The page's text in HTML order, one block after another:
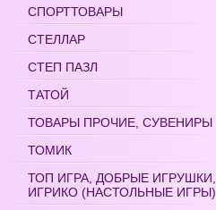
СПОРТТОВАРЫ
СТЕЛЛАР
СТЕП ПАЗЛ
ТАТОЙ
ТОВАРЫ ПРОЧИЕ, СУВЕНИРЫ
ТОМИК
ТОП ИГРА, ДОБРЫЕ ИГРУШКИ,
ИГРИКО (НАСТОЛЬНЫЕ ИГРЫ)